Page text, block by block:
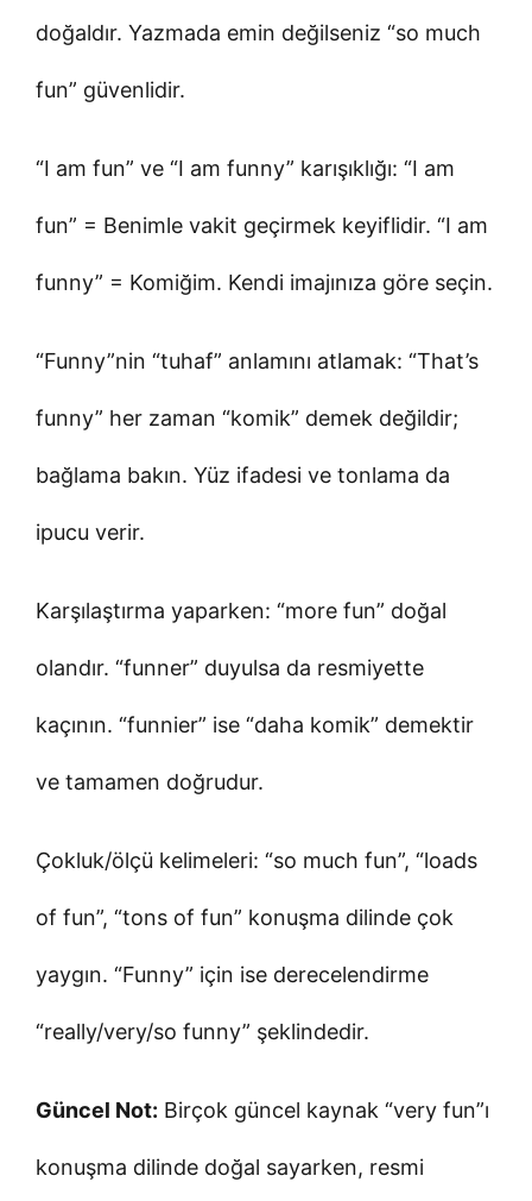
doğaldır. Yazmada emin değilseniz “so much
fun” güvenlidir.
“I am fun” ve “I am funny” karışıklığı: “I am
fun” = Benimle vakit geçirmek keyiflidir. “I am
funny” = Komiğim. Kendi imajınıza göre seçin.
“Funny”nin “tuhaf” anlamını atlamak: “That’s
funny” her zaman “komik” demek değildir;
bağlama bakın. Yüz ifadesi ve tonlama da
ipucu verir.
Karşılaştırma yaparken: “more fun” doğal
olandır. “funner” duyulsa da resmiyette
kaçının. “funnier” ise “daha komik” demektir
ve tamamen doğrudur.
Çokluk/ölçü kelimeleri: “so much fun”, “loads
of fun”, “tons of fun” konuşma dilinde çok
yaygın. “Funny” için ise derecelendirme
“really/very/so funny” şeklindedir.
Güncel Not: Birçok güncel kaynak “very fun”ı
konuşma dilinde doğal sayarken, resmi